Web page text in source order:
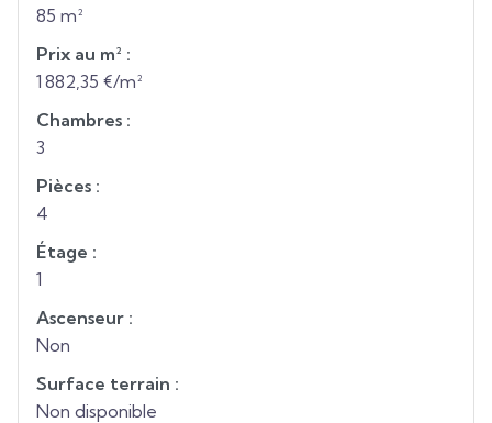
85 m²
Prix au m² :
1 882,35 €/m²
Chambres :
3
Pièces :
4
Étage :
1
Ascenseur :
Non
Surface terrain :
Non disponible